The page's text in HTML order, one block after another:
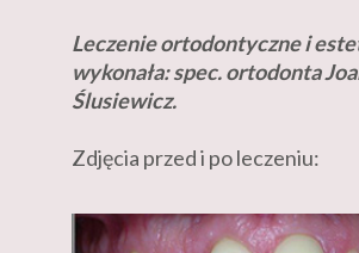
Leczenie ortodontyczne i
wykonała: spec. ortodonta
Ślusiewicz.
Zdjęcia przed i po leczeniu: